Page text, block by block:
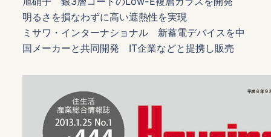
明るさを損なわずに高い遮熱性を実現
ミサワ・インターナショナル 新蓄電デバイスを中
国メーカーと共同開発 IT企業などと提携し販売